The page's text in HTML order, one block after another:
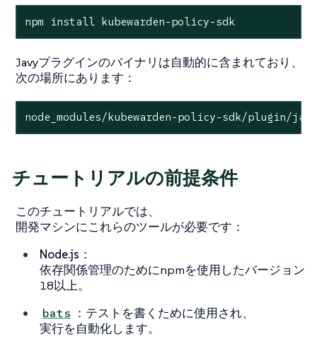
npm install kubewarden-policy-sdk
Javyプラグインのバイナリは自動的に含まれており、
次の場所にあります：
node_modules/kubewarden-policy-sdk/plugin/
チュートリアルの前提条件
このチュートリアルでは、
開発マシンにこれらのツールが必要です：
Node.js ：
依存関係管理のためにnpmを使用したバージョン
18以上。
bats ：テストを書くために使用され、
実行を自動化します。